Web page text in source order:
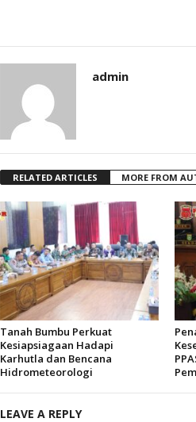
admin
RELATED ARTICLES MORE FROM
Tanah Bumbu Perkuat
Kesiapsiagaan Hadapi
Karhutla dan Bencana
Hidrometeorologi
LEAVE A REPLY